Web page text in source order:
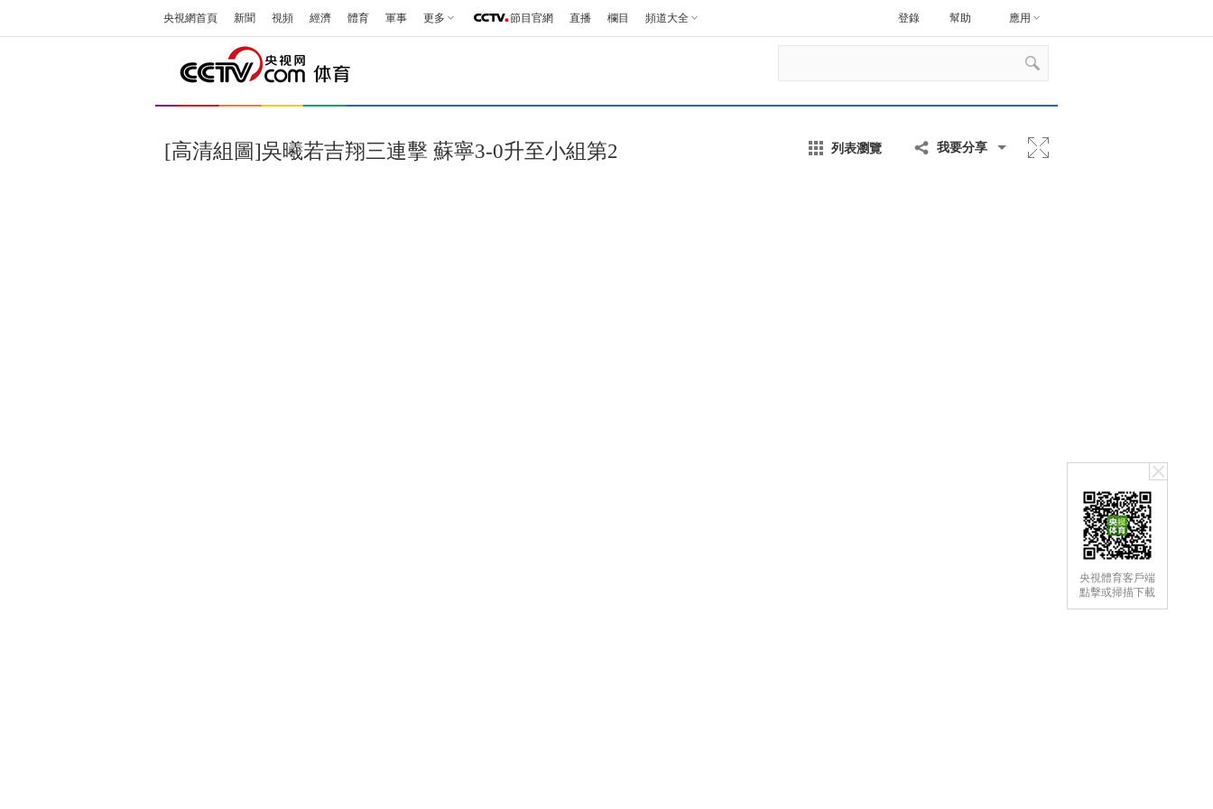
央視體育客戶端
點擊或掃描下載
央視網首頁 新聞 視頻 經濟 體育 軍事 更多 節目官網 直播 欄目 頻道大全 幫助 應用
登錄
[高清組圖]吳曦若吉翔三連擊 蘇寧3-0升至小組第2 列表瀏覽 我要分享